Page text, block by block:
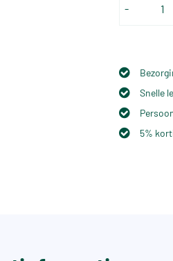
-
Snelle
5%